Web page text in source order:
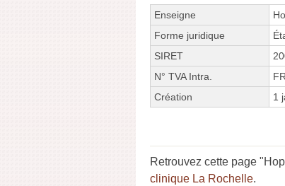
Enseigne
Forme juridique
SIRET
N° TVA Intra.
Création
1
Retrouvez cette page
clinique La Rochelle.